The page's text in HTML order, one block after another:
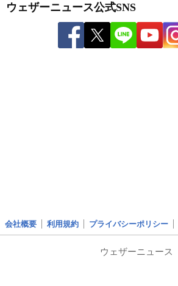
ウェザーニュース公式SNS
会社概要 利用規約 プライバシーポリシー
ウェザーニュース